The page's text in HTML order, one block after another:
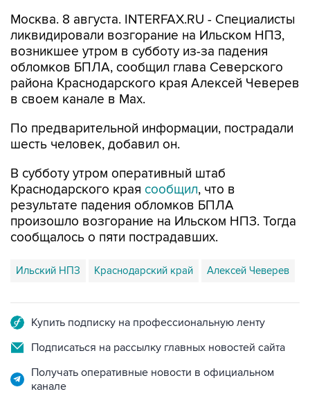
Москва. 8 августа. INTERFAX.RU - Специалисты
ликвидировали возгорание на Ильском НПЗ,
возникшее утром в субботу из-за падения
обломков БПЛА, сообщил глава Северского
района Краснодарского края Алексей Чеверев
в своем канале в Max.
По предварительной информации, пострадали
шесть человек, добавил он.
В субботу утром оперативный штаб
Краснодарского края сообщил, что в
результате падения обломков БПЛА
произошло возгорание на Ильском НПЗ. Тогда
сообщалось о пяти пострадавших.
Ильский НПЗ Краснодарский край Алексей Чеверев
Купить подписку на профессиональную ленту
Подписаться на рассылку главных новостей сайта
Получать оперативные новости в официальном
канале